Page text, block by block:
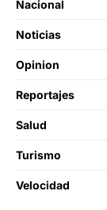
Nacional
Noticias
Opinion
Reportajes
Salud
Turismo
Velocidad